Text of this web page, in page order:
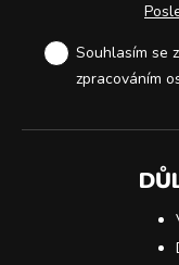
Souhlasím se
zpracováním